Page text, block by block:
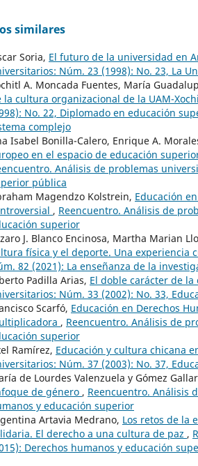
similares
Soria, El futuro de la universidad en
Núm. 23 (1998): No. 23, La
A. Moncada Fuentes, María
la cultura organizacional de la UAM-
No. 22, Diplomado en educación
complejo
Isabel Bonilla-Calero, Enrique A.
en el espacio de educación
Análisis de problemas
pública
Magendzo Kolstrein, Educación
, Reencuentro. Análisis de
superior
J. Blanco Encinosa, Martha Marian
física y el deporte. Una experiencia
82 (2021): La enseñanza de la
Padilla Arias, El doble carácter de
Núm. 33 (2002): No. 33,
Scarfó, Educación en Derechos
, Reencuentro. Análisis de
superior
Ramírez, Educación y cultura chicana
Núm. 37 (2003): No. 37,
de Lourdes Valenzuela y Gómez
de género , Reencuentro. Análisis
y educación superior
Artavia Medrano, Los retos de la
El derecho a una cultura de paz ,
Derechos humanos y educación